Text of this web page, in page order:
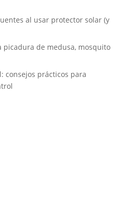
al usar protector solar (y
picadura de medusa, mosquito
consejos prácticos para